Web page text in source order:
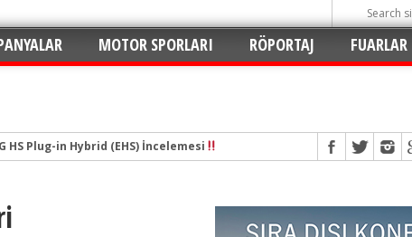
MOTOR SPORLARI RÖPORTAJ FUARLAR
ST-Line Hem Az Yakıyor Hem Şımartıyor
Konseptli İlk Hızlı Şarj İstasyonu Açıldı